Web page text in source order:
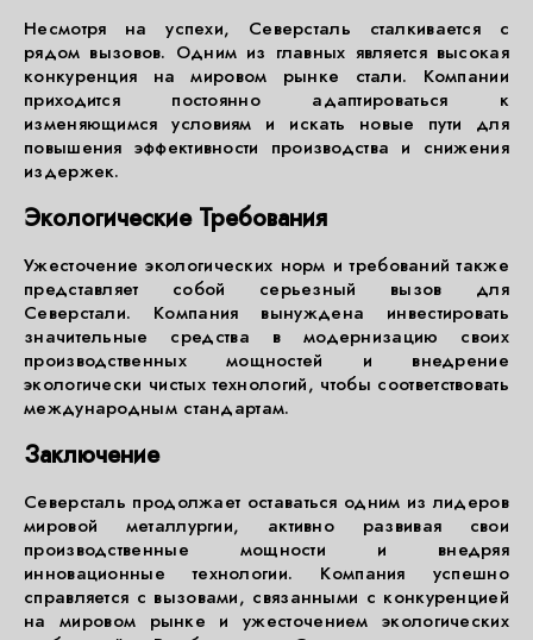
Несмотря на успехи, Северсталь сталкивается с
рядом вызовов. Одним из главных является высокая
конкуренция на мировом рынке стали. Компании
приходится постоянно адаптироваться к
изменяющимся условиям и искать новые пути для
повышения эффективности производства и снижения
издержек.
Экологические Требования
Ужесточение экологических норм и требований также
представляет собой серьезный вызов для
Северстали. Компания вынуждена инвестировать
значительные средства в модернизацию своих
производственных мощностей и внедрение
экологически чистых технологий, чтобы соответствовать
международным стандартам.
Заключение
Северсталь продолжает оставаться одним из лидеров
мировой металлургии, активно развивая свои
производственные мощности и внедряя
инновационные технологии. Компания успешно
справляется с вызовами, связанными с конкуренцией
на мировом рынке и ужесточением экологических